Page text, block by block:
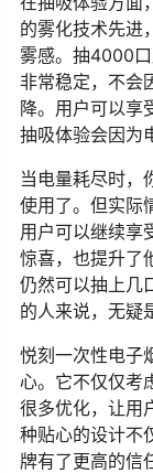
的雾化技术先进
雾感。抽4000
非常稳定，不会
降。用户可以享
抽吸体验会因为
当电量耗尽时，
使用了。但实际
用户可以继续享
惊喜，也提升了
仍然可以抽上几
的人来说，无疑
悦刻一次性电子
心。它不仅仅考
很多优化，让用
种贴心的设计不
牌有了更高的信